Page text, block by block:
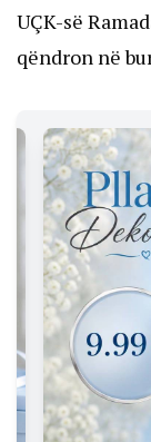
UÇK-së
qëndron në